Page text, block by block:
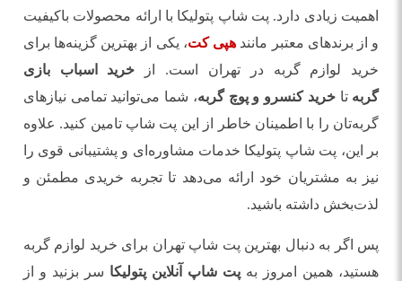
اهمیت زیادی دارد. پت شاپ پتولیکا با ارائه محصولات باکیفیت
و از برندهای معتبر مانند هپی کت، یکی از بهترین گزینه‌ها برای
خرید لوازم گربه در تهران است. از خرید اسباب بازی
گربه تاخرید کنسرو و پوچ گربه، شما می‌توانید تمامی نیازهای
گربه‌تان را با اطمینان خاطر از این پت شاپ تامین کنید. علاوه
بر این، پت شاپ پتولیکا خدمات مشاوره‌ای و پشتیبانی قوی را
نیز به مشتریان خود ارائه می‌دهد تا تجربه خریدی مطمئن و
لذت‌بخش داشته باشید.
پس اگر به دنبال بهترین پت شاپ تهران برای خرید لوازم گربه
هستید، همین امروز به پت شاپ آنلاین پتولیکا سر بزنید و از